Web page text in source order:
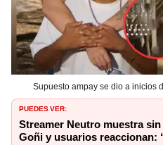
Supuesto ampay se dio a inicios
PUEDES VER:
Streamer Neutro muestra
Goñi y usuarios reaccionan: